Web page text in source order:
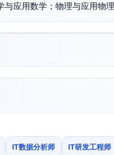
与应用数学；物理与应用物
IT数据分析师 IT研发工程师